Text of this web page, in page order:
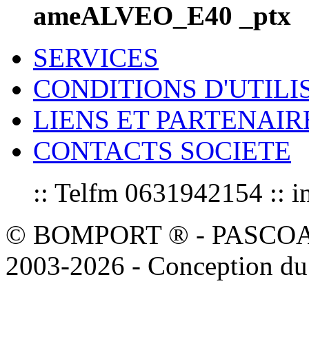
ameALVEO_E40 _ptx
SERVICES
CONDITIONS
LIENS ET
CONTACTS SOCIETE
:: Telfm 0631942154 ::
© BOMPORT ® -
2003-2026 - Conception